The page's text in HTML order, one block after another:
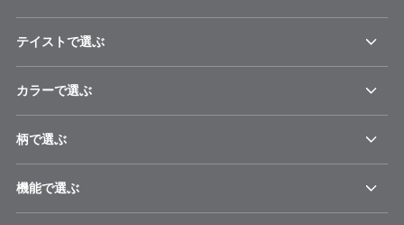
テイストで選ぶ
カラーで選ぶ
柄で選ぶ
機能で選ぶ